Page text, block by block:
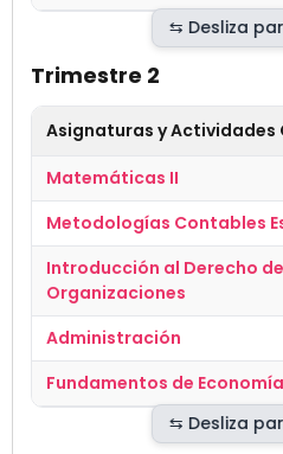
Trimestre 2
Asignaturas y Actividades
Matemáticas II
Metodologías Contables
Introducción al Derecho
Organizaciones
Administración
Fundamentos de Economía